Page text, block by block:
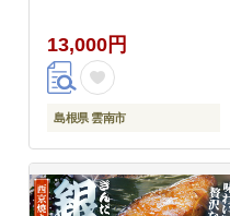
13,000円
島根県 雲南市